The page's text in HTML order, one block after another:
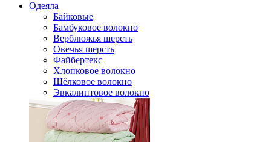
Одеяла
Байковые
Бамбуковое волокно
Верблюжья шерсть
Овечья шерсть
Файбертекс
Хлопковое волокно
Шёлковое волокно
Эвкалиптовое волокно